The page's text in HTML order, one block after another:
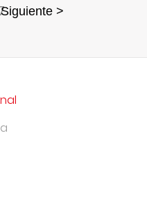
Siguiente >